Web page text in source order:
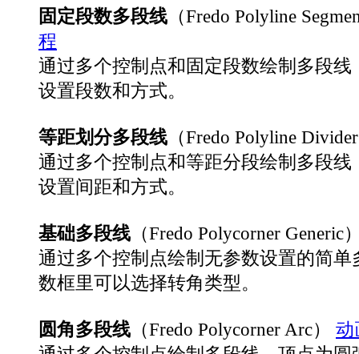
固定段数多段线 （Fredo Polyline
程
通过多个控制点和固定段数绘制多段线
设置段数和方式。
等距划分多段线 （Fredo Polyline
通过多个控制点和等距分段绘制多段线
设置间距和方式。
基础多段线 （Fredo Polycorner Generic
通过多个控制点绘制无参数设置的简单
数框里可以选择转角类型。
圆角多段线 （Fredo Polycorner Arc）
动